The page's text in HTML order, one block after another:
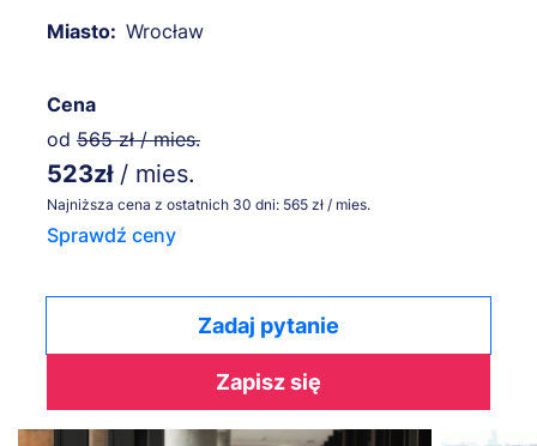
Miasto: Wrocław
Cena
od 565 zł / mies.
523zł / mies.
Najniższa cena z ostatnich 30 dni: 565 zł / mies.
Sprawdź ceny
Zadaj pytanie
Zapisz się